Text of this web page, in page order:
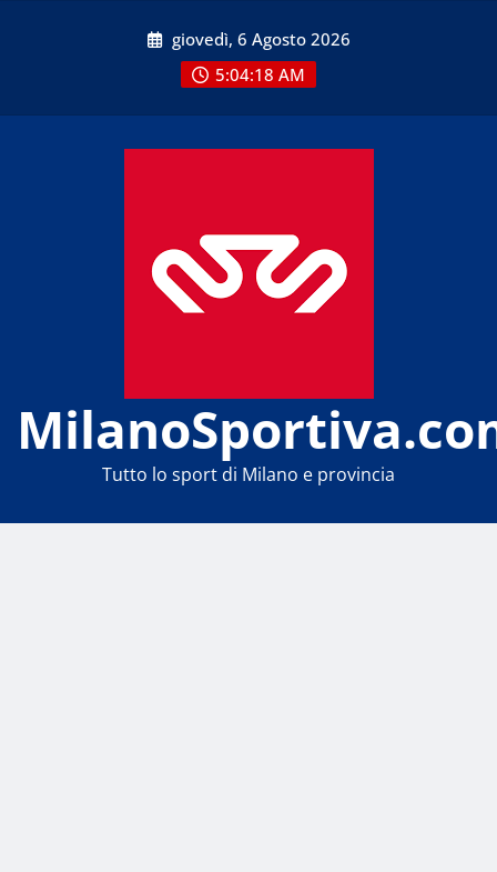
giovedì, 6 Agosto 2026
5:04:20 AM
Tutto lo sport di Milano e provincia